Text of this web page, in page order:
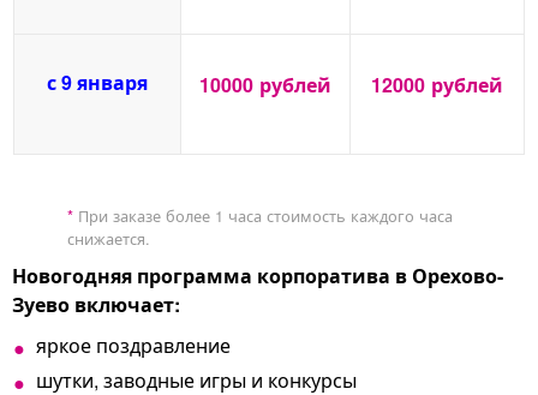
с 9 января 10000 рублей 12000 рублей
* При заказе более 1 часа стоимость каждого часа
снижается.
Новогодняя программа корпоратива в Орехово-
Зуево включает:
яркое поздравление
шутки, заводные игры и конкурсы